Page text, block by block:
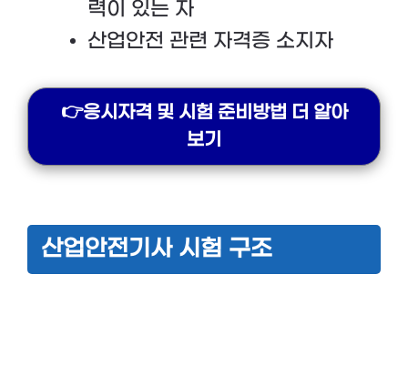
력이 있는 자
산업안전 관련 자격증 소지자
👉응시자격 및 시험 준비방법 더 알아
보기
산업안전기사 시험 구조